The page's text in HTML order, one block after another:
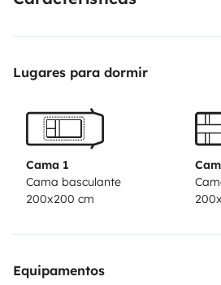
voulais partir en escapade vous
spacieuse .si besoin poser vos
répondra avec plaisir.
Lugares para dormir
Cama 1
Cama basculante
200x200 cm
Equipamentos